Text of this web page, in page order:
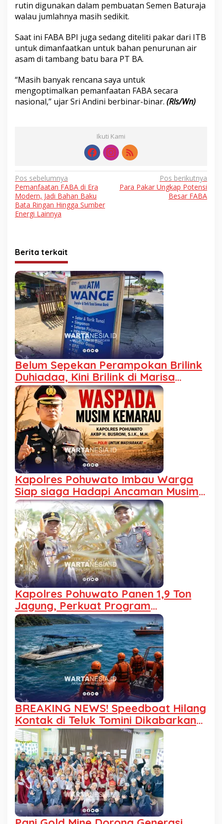
rutin digunakan dalam pembuatan Semen Baturaja
walau jumlahnya masih sedikit.
Saat ini FABA BPI juga sedang diteliti pakar dari ITB
untuk dimanfaatkan untuk bahan penurunan air
asam di tambang batu bara PT BA.
“Masih banyak rencana saya untuk
mengoptimalkan pemanfaatan FABA secara
nasional,” ujar Sri Andini berbinar-binar. (Rls/Wn)
Ikuti Kami
Navigasi
pos
Pos sebelumnya
Pemanfaatan FABA di Era
Modern, Jadi Bahan Baku
Bata Ringan Hingga Sumber
Energi Lainnya
Pos berikutnya
Para Pakar Ungkap Potensi
Besar FABA
Berita terkait
Belum Sepekan Perampokan Brilink
Duhiadaa, Kini Brilink di Marisa
Utara Kehilangan Rp40 Juta
Kapolres Pohuwato Imbau Warga
Siap siaga Hadapi Ancaman Musim
Kemarau
Kapolres Pohuwato Panen 1,9 Ton
Jagung, Perkuat Program
Ketahanan Pangan
BREAKING NEWS! Speedboat Hilang
Kontak di Teluk Tomini Dikabarkan
Ditemukan